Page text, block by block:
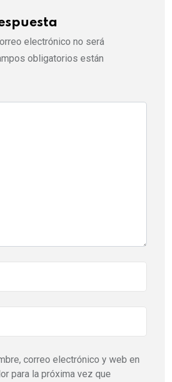
electrónico no será
obligatorios están
correo electrónico y web en
para la próxima vez que